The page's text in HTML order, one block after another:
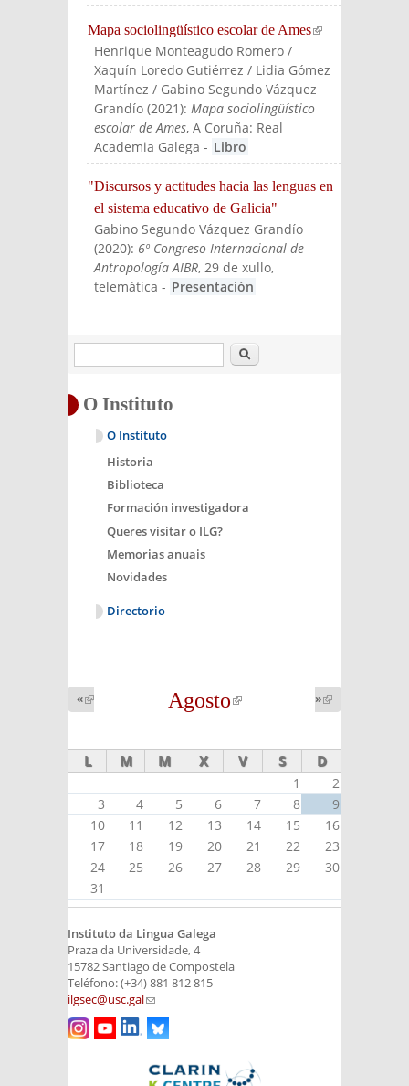
Mapa sociolingüístico escolar de Ames(link is
l)
Henrique Monteagudo Romero /
Xaquín Loredo Gutiérrez / Lidia Gómez
Martínez / Gabino Segundo Vázquez
Grandío (2021): Mapa sociolingüístico
escolar de Ames, A Coruña: Real
Academia Galega - Libro
"Discursos y actitudes hacia las lenguas en
el sistema educativo de Galicia"
Gabino Segundo Vázquez Grandío
(2020): 6º Congreso Internacional de
Antropología AIBR, 29 de xullo,
telemática - Presentación
Buscar
O Instituto
O Instituto
Historia
Biblioteca
Formación investigadora
Queres visitar o ILG?
Memorias anuais
Novidades
Directorio
Agosto
(link is
«
external)
»
external)
L M M X V S D
1
2
3
4 5 6 7 8
9
10
11 12 13 14 15
16
17
18 19 20 21 22
23
24
25 26 27 28 29
30
31
Instituto da Lingua Galega
Praza da Universidade, 4
15782 Santiago de Compostela
Teléfono: (+34) 881 812 815
ilgsec@usc.gal(link sends e-mail)